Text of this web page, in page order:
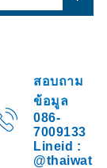
สอบถาม
ข้อมูล
086-
7009133
Lineid :
@thaiwat